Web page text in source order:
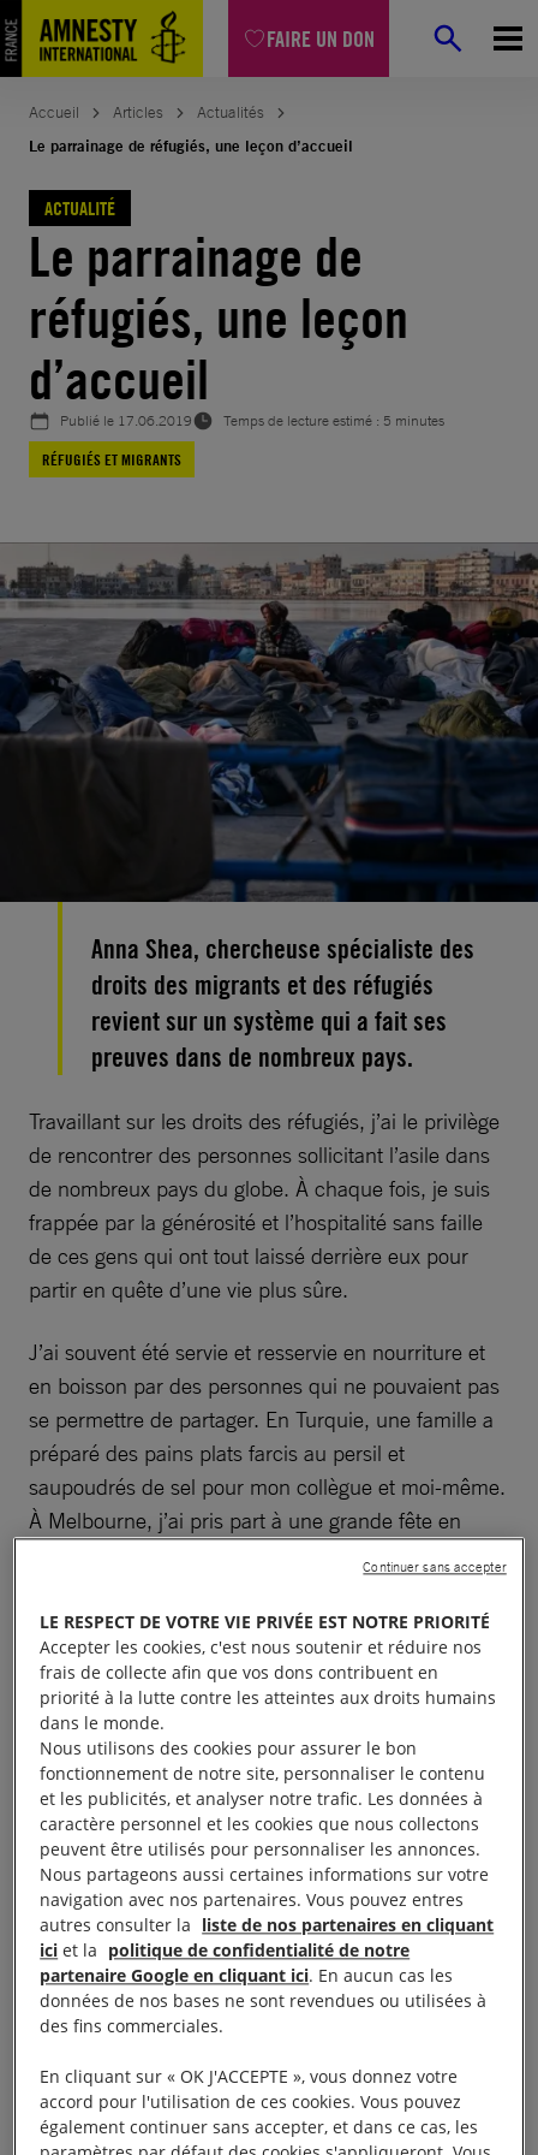
FAIRE UN DON
Aller
au
contenu
Accueil Articles
Actualités
Le parrainage de réfugiés, une leçon d’accueil
ACTUALITÉ
Le parrainage de
réfugiés, une leçon
d’accueil
Publié le 17.06.2019
Temps de lecture estimé : 5 minutes
RÉFUGIÉS ET MIGRANTS
Anna Shea, chercheuse spécialiste des
droits des migrants et des réfugiés
revient sur un système qui a fait ses
preuves dans de nombreux pays.
Travaillant sur les droits des réfugiés, j’ai le privilège
de rencontrer des personnes sollicitant l’asile dans
de nombreux pays du globe. À chaque fois, je suis
frappée par la générosité et l’hospitalité sans faille
de ces gens qui ont tout laissé derrière eux pour
partir en quête d’une vie plus sûre.
J’ai souvent été servie et resservie en nourriture et
en boisson par des personnes qui ne pouvaient pas
se permettre de partager. En Turquie, une famille a
préparé des pains plats farcis au persil et
saupoudrés de sel pour mon collègue et moi-même.
À Melbourne, j’ai pris part à une grande fête en
sous des tentes veillaient toujours à ce que j’ai un
verre d’eau ou de jus. Et les Syriens – dont
l’insensibilité à la caféine reste un mystère pour moi
! – me préparaient un nombre infini de tasses de
café parfumé à la cardamome.
Ce sens de l’accueil des étrangers ne se limite pas à
la nourriture. Un groupe de Syriens vivant sous des
couvertures sur les bords de la route, dans le sud de
la Turquie, ont insisté pour qu’on me laisse une
place pour m’asseoir sur le fin matelas poussiéreux
– leur unique mobilier. En Indonésie, des Rohingyas
du Myanmar nous ont accueillis dans leurs abris et
entre traumatismes et espoir. Lorsque je me suis
rendue à Francfort pour rencontrer un demandeur
LE RESPECT DE VOTRE VIE PRIVÉE EST NOTRE PRIORITÉ
Accepter les cookies, c'est nous soutenir et réduire nos
frais de collecte afin que vos dons contribuent en
priorité à la lutte contre les atteintes aux droits humains
dans le monde.
Nous utilisons des cookies pour assurer le bon
fonctionnement de notre site, personnaliser le contenu
et les publicités, et analyser notre trafic. Les données à
caractère personnel et les cookies que nous collectons
peuvent être utilisés pour personnaliser les annonces.
Nous partageons aussi certaines informations sur votre
navigation avec nos partenaires. Vous pouvez entres
autres consulter la liste de nos partenaires en cliquant
ici et la politique de confidentialité de notre
partenaire Google en cliquant ici. En aucun cas les
données de nos bases ne sont revendues ou utilisées à
des fins commerciales.
En cliquant sur « OK J'ACCEPTE », vous donnez votre
accord pour l'utilisation de ces cookies. Vous pouvez
également continuer sans accepter, et dans ce cas, les
Continuer sans accepter